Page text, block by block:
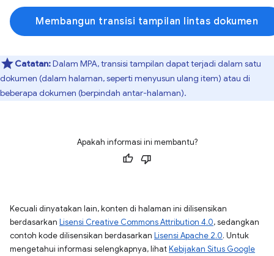
Membangun transisi tampilan lintas dokumen
Catatan:Dalam MPA, transisi tampilan dapat terjadi dalam satu
dokumen (dalam halaman, seperti menyusun ulang item) atau di
beberapa dokumen (berpindah antar-halaman).
Apakah informasi ini membantu?
Kecuali dinyatakan lain, konten di halaman ini dilisensikan
berdasarkan Lisensi Creative Commons Attribution 4.0, sedangkan
contoh kode dilisensikan berdasarkan Lisensi Apache 2.0. Untuk
mengetahui informasi selengkapnya, lihatKebijakan Situs Google